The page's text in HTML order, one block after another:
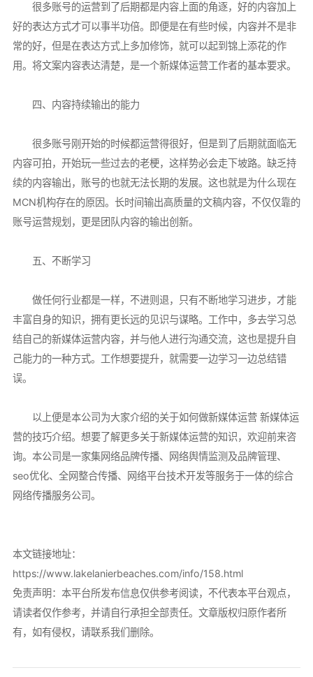
很多账号的运营到了后期都是内容上面的角逐，好的内容加上
好的表达方式才可以事半功倍。即便是在有些时候，内容并不是非
常的好，但是在表达方式上多加修饰，就可以起到锦上添花的作
用。将文案内容表达清楚，是一个新媒体运营工作者的基本要求。
四、内容持续输出的能力
很多账号刚开始的时候都运营得很好，但是到了后期就面临无
内容可拍，开始玩一些过去的老梗，这样势必会走下坡路。缺乏持
续的内容输出，账号的也就无法长期的发展。这也就是为什么现在
MCN机构存在的原因。长时间输出高质量的文稿内容，不仅仅靠的
账号运营规划，更是团队内容的输出创新。
五、不断学习
做任何行业都是一样，不进则退，只有不断地学习进步，才能
丰富自身的知识，拥有更长远的见识与谋略。工作中，多去学习总
结自己的新媒体运营内容，并与他人进行沟通交流，这也是提升自
己能力的一种方式。工作想要提升，就需要一边学习一边总结错
误。
以上便是本公司为大家介绍的关于如何做新媒体运营 新媒体运
营的技巧介绍。想要了解更多关于新媒体运营的知识，欢迎前来咨
询。本公司是一家集网络品牌传播、网络舆情监测及品牌管理、
seo优化、全网整合传播、网络平台技术开发等服务于一体的综合
网络传播服务公司。
本文链接地址：
https://www.lakelanierbeaches.com/info/158.html
免责声明：本平台所发布信息仅供参考阅读，不代表本平台观点，
请读者仅作参考，并请自行承担全部责任。文章版权归原作者所
有，如有侵权，请联系我们删除。